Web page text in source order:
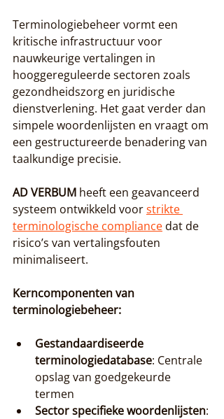
Terminologiebeheer vormt een
kritische infrastructuur voor
nauwkeurige vertalingen in
hooggereguleerde sectoren zoals
gezondheidszorg en juridische
dienstverlening. Het gaat verder dan
simpele woordenlijsten en vraagt om
een gestructureerde benadering van
taalkundige precisie.
AD VERBUM heeft een geavanceerd
systeem ontwikkeld voor strikte
terminologische compliance dat de
risico’s van vertalingsfouten
minimaliseert.
Kerncomponenten van
terminologiebeheer:
Gestandaardiseerde
terminologiedatabase: Centrale
opslag van goedgekeurde
termen
Sector specifieke woordenlijsten: